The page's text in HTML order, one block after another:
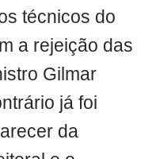
técnicos do
a rejeição das
Gilmar
já foi
da